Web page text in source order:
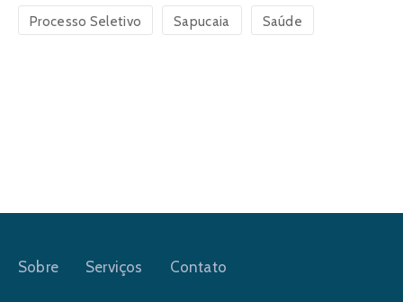
Processo Seletivo Sapucaia Saúde
Sobre Serviços Contato